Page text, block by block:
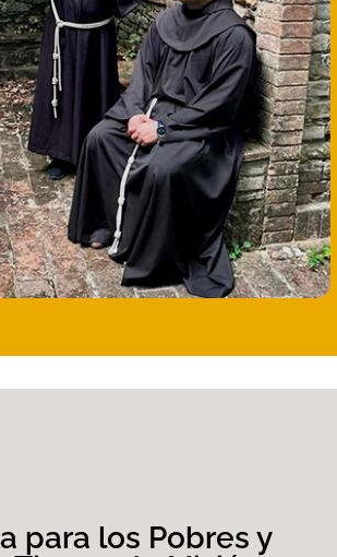
para los Pobres y